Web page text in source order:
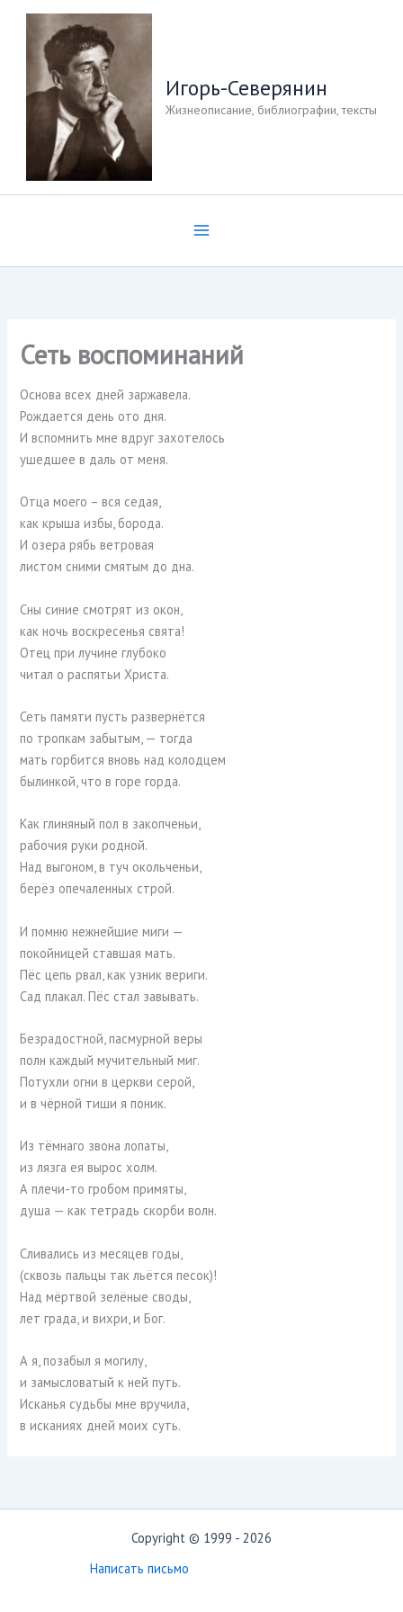
Перейти
содержимому
Игорь-Северянин
Жизнеописание, библиографии, тексты
Сеть воспоминаний
Основа всех дней заржавела.
Рождается день ото дня.
И вспомнить мне вдруг захотелось
ушедшее в даль от меня.
Отца моего – вся седая,
как крыша избы, борода.
И озера рябь ветровая
листом сними смятым до дна.
Сны синие смотрят из окон,
как ночь воскресенья свята!
Отец при лучине глубоко
читал о распятьи Христа.
Сеть памяти пусть развернётся
по тропкам забытым, — тогда
мать горбится вновь над колодцем
былинкой, что в горе горда.
Как глиняный пол в закопченьи,
рабочия руки родной.
Над выгоном, в туч окольченьи,
берёз опечаленных строй.
И помню нежнейшие миги —
покойницей ставшая мать.
Пёс цепь рвал, как узник вериги.
Сад плакал. Пёс стал завывать.
Безрадостной, пасмурной веры
полн каждый мучительный миг.
Потухли огни в церкви серой,
и в чёрной тиши я поник.
Из тёмнаго звона лопаты,
из лязга ея вырос холм.
А плечи-то гробом примяты,
душа — как тетрадь скорби волн.
Сливались из месяцев годы,
(сквозь пальцы так льётся песок)!
Над мёртвой зелёные своды,
лет града, и вихри, и Бог.
А я, позабыл я могилу,
и замысловатый к ней путь.
Исканья судьбы мне вручила,
в исканиях дней моих суть.
Copyright © 1999 - 2026
Написать письмо